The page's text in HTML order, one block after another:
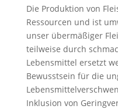
Die Produktion von
Ressourcen und ist
unser übermäßiger
teilweise durch
Lebensmittel ersetzt
Bewusstsein für die
Inklusion von